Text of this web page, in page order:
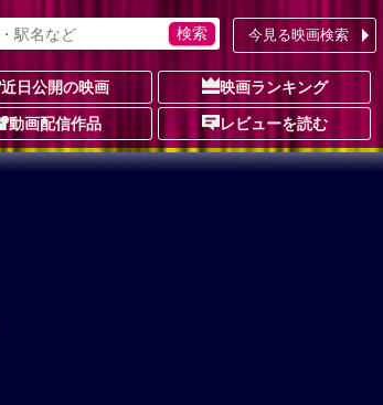
今見る映画検索
近日公開の映画 映画ランキング
動画配信作品 レビューを読む